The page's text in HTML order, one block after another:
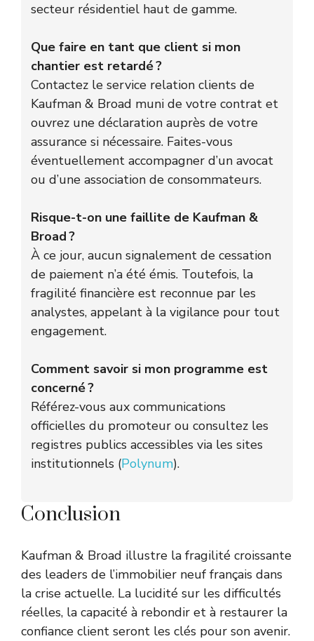
secteur résidentiel haut de gamme.
Que faire en tant que client si mon
chantier est retardé ?
Contactez le service relation clients de
Kaufman & Broad muni de votre contrat et
ouvrez une déclaration auprès de votre
assurance si nécessaire. Faites-vous
éventuellement accompagner d’un avocat
ou d’une association de consommateurs.
Risque-t-on une faillite de Kaufman &
Broad ?
À ce jour, aucun signalement de cessation
de paiement n’a été émis. Toutefois, la
fragilité financière est reconnue par les
analystes, appelant à la vigilance pour tout
engagement.
Comment savoir si mon programme est
concerné ?
Référez-vous aux communications
officielles du promoteur ou consultez les
registres publics accessibles via les sites
institutionnels (Polynum).
Conclusion
Kaufman & Broad illustre la fragilité croissante
des leaders de l’immobilier neuf français dans
la crise actuelle. La lucidité sur les difficultés
réelles, la capacité à rebondir et à restaurer la
confiance client seront les clés pour son avenir.